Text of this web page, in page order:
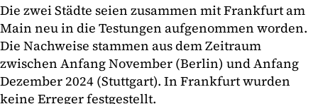
Die zwei Städte seien zusammen mit Frankfurt am
Main neu in die Testungen aufgenommen worden.
Die Nachweise stammen aus dem Zeitraum
zwischen Anfang November (Berlin) und Anfang
Dezember 2024 (Stuttgart). In Frankfurt wurden
keine Erreger festgestellt.